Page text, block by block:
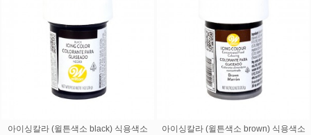
아이싱칼라 (윌튼색소 black) 식용색소
아이싱칼라 (윌튼색소 brown) 식용색소